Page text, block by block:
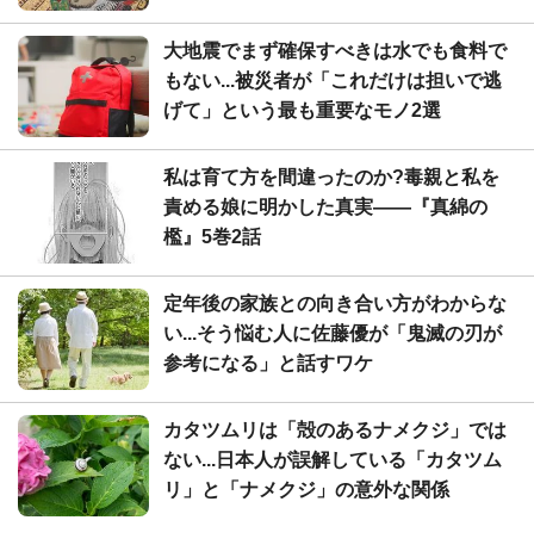
大地震でまず確保すべきは水でも食料で
もない...被災者が「これだけは担いで逃
げて」という最も重要なモノ2選
私は育て方を間違ったのか?毒親と私を
責める娘に明かした真実――『真綿の
檻』5巻2話
定年後の家族との向き合い方がわからな
い...そう悩む人に佐藤優が「鬼滅の刃が
参考になる」と話すワケ
カタツムリは「殻のあるナメクジ」では
ない...日本人が誤解している「カタツム
リ」と「ナメクジ」の意外な関係